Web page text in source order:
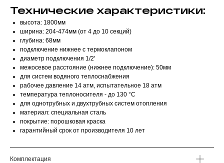
Технические характеристики:
высота: 1800мм
ширина: 204-474мм (от 4 до 10 секций)
глубина: 68мм
подключение нижнее с термоклапоном
диаметр подключения 1/2'
межосевое расстояние (нижнее подключение): 50мм
для систем водяного теплоснабжения
рабочее давление 14 атм, испытательное 18 атм
температура теплоносителя - до 130 °С
для однотрубных и двухтрубных систем отопления
материал: специальная сталь
покрытие: порошковая краска
гарантийный срок от производителя 10 лет
Комплектация